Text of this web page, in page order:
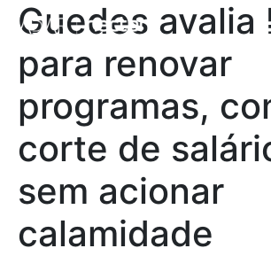
Guedes avalia
para renovar
programas,
corte de
sem acionar
calamidade